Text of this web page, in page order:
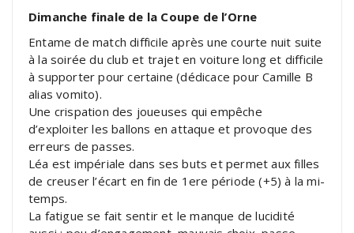
Dimanche finale de la Coupe de l’Orne
Entame de match difficile après une courte nuit suite
à la soirée du club et trajet en voiture long et difficile
à supporter pour certaine (dédicace pour Camille B
alias vomito).
Une crispation des joueuses qui empêche
d’exploiter les ballons en attaque et provoque des
erreurs de passes.
Léa est impériale dans ses buts et permet aux filles
de creuser l’écart en fin de 1ere période (+5) à la mi-
temps.
La fatigue se fait sentir et le manque de lucidité